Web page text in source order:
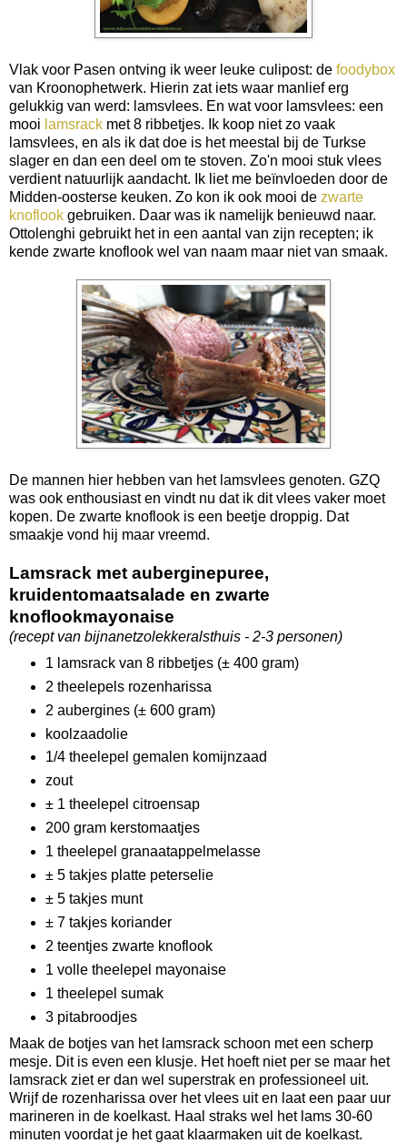
Vlak voor Pasen ontving ik weer leuke culipost: de foodybox
van Kroonophetwerk. Hierin zat iets waar manlief erg
gelukkig van werd: lamsvlees. En wat voor lamsvlees: een
mooi lamsrack met 8 ribbetjes. Ik koop niet zo vaak
lamsvlees, en als ik dat doe is het meestal bij de Turkse
slager en dan een deel om te stoven. Zo'n mooi stuk vlees
verdient natuurlijk aandacht. Ik liet me beïnvloeden door de
Midden-oosterse keuken. Zo kon ik ook mooi de zwarte
knoflook gebruiken. Daar was ik namelijk benieuwd naar.
Ottolenghi gebruikt het in een aantal van zijn recepten; ik
kende zwarte knoflook wel van naam maar niet van smaak.
De mannen hier hebben van het lamsvlees genoten. GZQ
was ook enthousiast en vindt nu dat ik dit vlees vaker moet
kopen. De zwarte knoflook is een beetje droppig. Dat
smaakje vond hij maar vreemd.
Lamsrack met auberginepuree,
kruidentomaatsalade en zwarte
knoflookmayonaise
(recept van bijnanetzolekkeralsthuis - 2-3 personen)
1 lamsrack van 8 ribbetjes (± 400 gram)
2 theelepels rozenharissa
2 aubergines (± 600 gram)
koolzaadolie
1/4 theelepel gemalen komijnzaad
zout
± 1 theelepel citroensap
200 gram kerstomaatjes
1 theelepel granaatappelmelasse
± 5 takjes platte peterselie
± 5 takjes munt
± 7 takjes koriander
2 teentjes zwarte knoflook
1 volle theelepel mayonaise
1 theelepel sumak
3 pitabroodjes
Maak de botjes van het lamsrack schoon met een scherp
mesje. Dit is even een klusje. Het hoeft niet per se maar het
lamsrack ziet er dan wel superstrak en professioneel uit.
Wrijf de rozenharissa over het vlees uit en laat een paar uur
marineren in de koelkast. Haal straks wel het lams 30-60
minuten voordat je het gaat klaarmaken uit de koelkast.